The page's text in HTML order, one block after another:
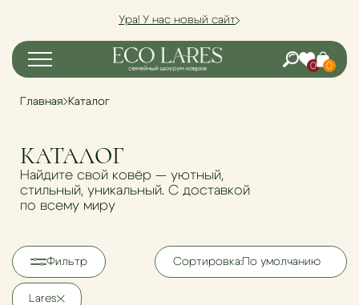
Внимание: увеличены сроки изготовления ковров до 30
рабочих дней. Пожалуйста, учитывайте это при заказе.
0 0
Главная Каталог
КАТАЛОГ
Найдите свой ковёр — уютный,
стильный, уникальный. С доставкой
по всему миру
Фильтр Сортировка:По умолчанию
Lares